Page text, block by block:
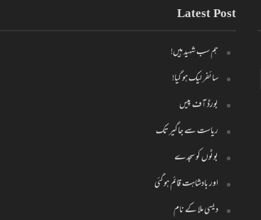
Latest Post
ہم سب شہید ہیں!
سائفر لیک ہو گیا!
بورڈ آف پیس
ریاست سے جاگیر تک
بوٹوں کو سجدے
اور بادشاہت قائم ہو گئی
دیسی ملا کے نام